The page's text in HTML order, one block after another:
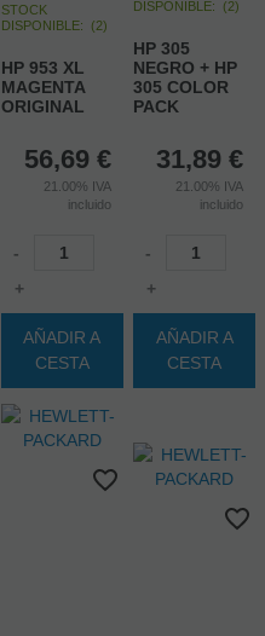
STOCK
DISPONIBLE: (2)
HP 953 XL
MAGENTA
ORIGINAL
56,69 €
21.00% IVA
incluido
-
+
AÑADIR A
CESTA
DISPONIBLE: (2)
HP 305
NEGRO + HP
305 COLOR
PACK
31,89 €
21.00% IVA
incluido
-
+
AÑADIR A
CESTA